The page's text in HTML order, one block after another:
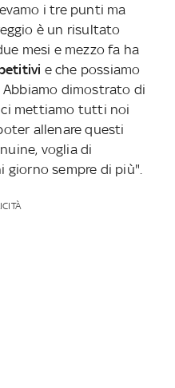
i tre punti ma
è un risultato
mesi e mezzo fa ha
e che possiamo
Abbiamo dimostrato di
mettiamo tutti noi
allenare questi
voglia di
giorno sempre di più".